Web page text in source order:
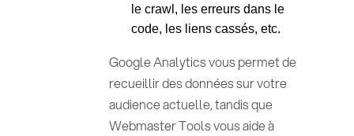
le crawl, les erreurs dans le
code, les liens cassés, etc.
Google Analytics vous permet de
recueillir des données sur votre
audience actuelle, tandis que
Webmaster Tools vous aide à